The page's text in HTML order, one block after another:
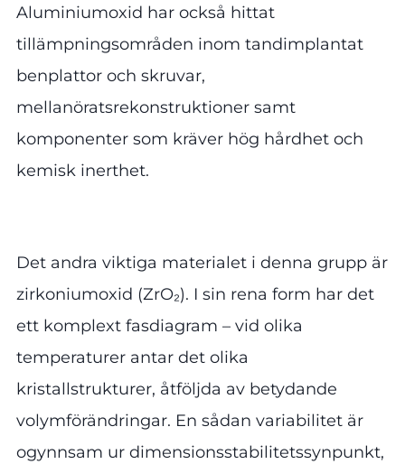
Aluminiumoxid har också hittat
tillämpningsområden inom tandimplantat
benplattor och skruvar,
mellanöratsrekonstruktioner samt
komponenter som kräver hög hårdhet och
kemisk inerthet.
Det andra viktiga materialet i denna grupp är
zirkoniumoxid (ZrO₂). I sin rena form har det
ett komplext fasdiagram – vid olika
temperaturer antar det olika
kristallstrukturer, åtföljda av betydande
volymförändringar. En sådan variabilitet är
ogynnsam ur dimensionsstabilitetssynpunkt,